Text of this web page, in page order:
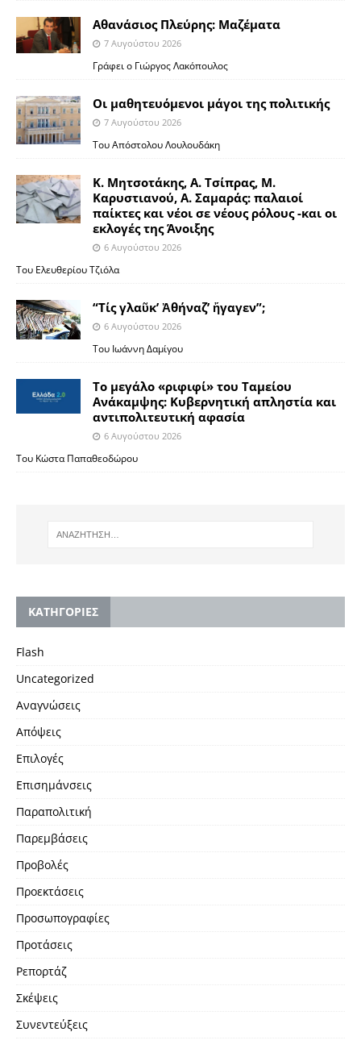
Αθανάσιος Πλεύρης: Μαζέματα
7 Αυγούστου 2026
Γράφει ο Γιώργος Λακόπουλος
Οι μαθητευόμενοι μάγοι της πολιτικής
7 Αυγούστου 2026
Του Απόστολου Λουλουδάκη
Κ. Μητσοτάκης, Α. Τσίπρας, Μ.
Καρυστιανού, Α. Σαμαράς: παλαιοί
παίκτες και νέοι σε νέους ρόλους -και οι
εκλογές της Άνοιξης
6 Αυγούστου 2026
Του Ελευθερίου Τζιόλα
“Τίς γλαῦκ’ Ἀθήναζ’ ἤγαγεν”;
6 Αυγούστου 2026
Του Ιωάννη Δαμίγου
Το μεγάλο «ριφιφί» του Ταμείου
Ανάκαμψης: Κυβερνητική απληστία και
αντιπολιτευτική αφασία
6 Αυγούστου 2026
Του Κώστα Παπαθεοδώρου
KΑΤΗΓΟΡΙΕΣ
Flash
Uncategorized
Αναγνώσεις
Απόψεις
Επιλογές
Επισημάνσεις
Παραπολιτική
Παρεμβάσεις
Προβολές
Προεκτάσεις
Προσωπογραφίες
Προτάσεις
Ρεπορτάζ
Σκέψεις
Συνεντεύξεις